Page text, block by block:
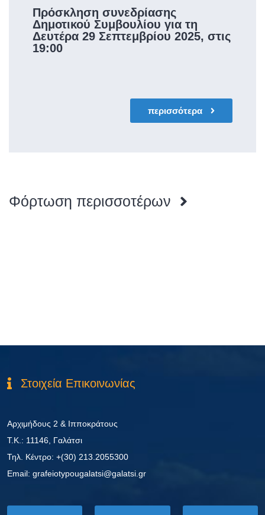
Πρόσκληση συνεδρίασης
Δημοτικού Συμβουλίου για τη
Δευτέρα 29 Σεπτεμβρίου 2025, στις
19:00
περισσότερα
Φόρτωση περισσοτέρων
Στοιχεία Επικοινωνίας
Αρχιμήδους 2 & Ιπποκράτους
Τ.Κ.: 11146, Γαλάτσι
Τηλ. Κέντρο: +(30) 213.2055300
Εmail: grafeiotypougalatsi@galatsi.gr